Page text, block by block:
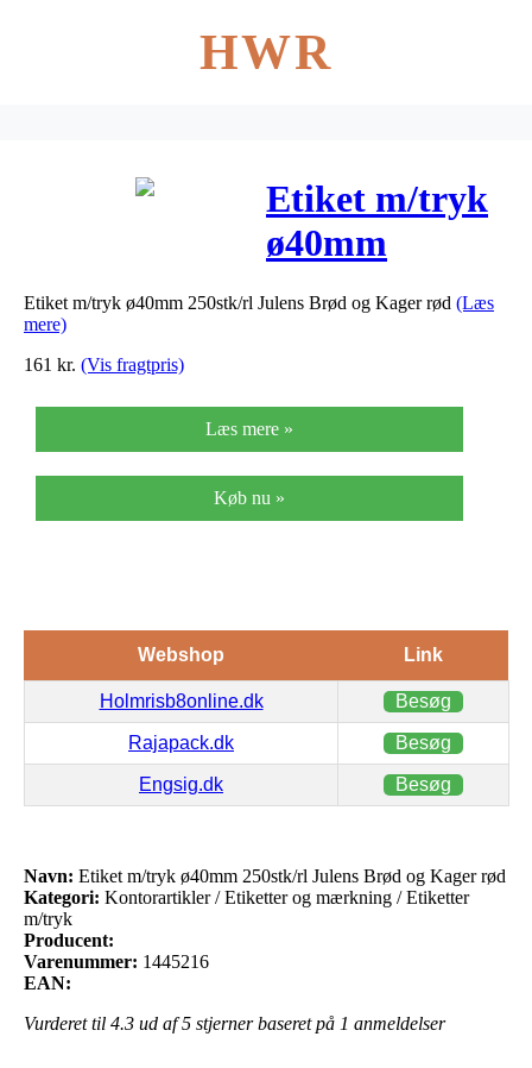
HWR
Etiket m/tryk
ø40mm
250stk/rl
Etiket m/tryk ø40mm 250stk/rl Julens Brød og Kager rød (Læs
mere)
161 kr. (Vis fragtpris)
Læs mere »
Køb nu »
Webshop Link
Holmrisb8online.dk Besøg
Rajapack.dk Besøg
Engsig.dk Besøg
Navn: Etiket m/tryk ø40mm 250stk/rl Julens Brød og Kager rød
Kategori: Kontorartikler / Etiketter og mærkning / Etiketter
m/tryk
Producent:
Varenummer: 1445216
EAN:
Vurderet til 4.3 ud af 5 stjerner baseret på 1 anmeldelser